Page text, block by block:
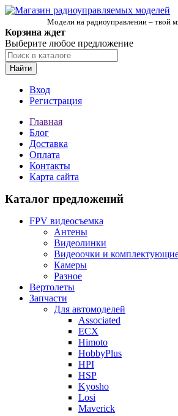
Модели на радиоуправлении – твой
Корзина ждет
Выберите любое предложение
Найти
Вход
Регистрация
Главная
Блог
Доставка
Оплата
Контакты
Карта сайта
Каталог предложений
FPV видеосъемка
Антены
Видеолинки
Видеоочки и
Камеры
Разное
Вертолеты
Запчасти
Для автомоделей
Associated
ECX
Himoto
HobbyPlus
HPI
HSP
Kyosho
Losi
Maverick